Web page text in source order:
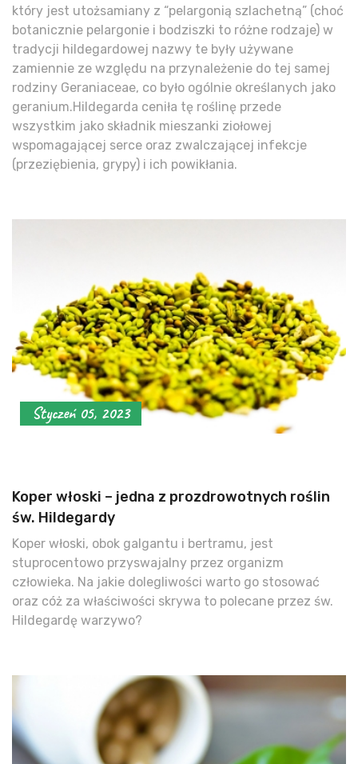
który jest utożsamiany z “pelargonią szlachetną” (choć
botanicznie pelargonie i bodziszki to różne rodzaje) w
tradycji hildegardowej nazwy te były używane
zamiennie ze względu na przynależenie do tej samej
rodziny Geraniaceae, co było ogólnie określanych jako
geranium.Hildegarda ceniła tę roślinę przede
wszystkim jako składnik mieszanki ziołowej
wspomagającej serce oraz zwalczającej infekcje
(przeziębienia, grypy) i ich powikłania.
Styczeń 05, 2023
Koper włoski – jedna z prozdrowotnych roślin
św. Hildegardy
Koper włoski, obok galgantu i bertramu, jest
stuprocentowo przyswajalny przez organizm
człowieka. Na jakie dolegliwości warto go stosować
oraz cóż za właściwości skrywa to polecane przez św.
Hildegardę warzywo?